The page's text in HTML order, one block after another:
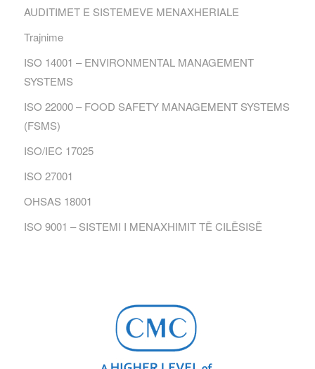
AUDITIMET E SISTEMEVE MENAXHERIALE
Trajnime
ISO 14001 – ENVIRONMENTAL MANAGEMENT
SYSTEMS
ISO 22000 – FOOD SAFETY MANAGEMENT SYSTEMS
(FSMS)
ISO/IEC 17025
ISO 27001
OHSAS 18001
ISO 9001 – SISTEMI I MENAXHIMIT TË CILËSISË